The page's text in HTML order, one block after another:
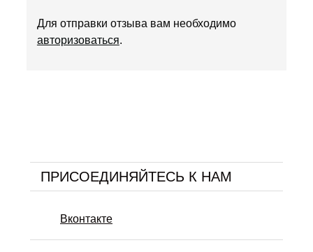
Для отправки отзыва вам необходимо
авторизоваться.
ПРИСОЕДИНЯЙТЕСЬ К НАМ
Вконтакте